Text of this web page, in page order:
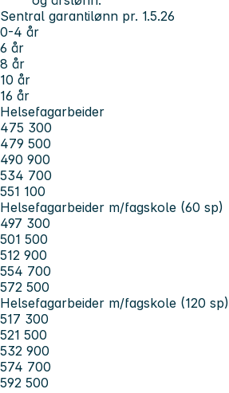
Sentral garantilønn pr. 1.5.26
0-4 år
6 år
8 år
10 år
16 år
Helsefagarbeider
475 300
479 500
490 900
534 700
551 100
Helsefagarbeider m/fagskole (60 sp)
497 300
501 500
512 900
554 700
572 500
Helsefagarbeider m/fagskole (120 sp)
517 300
521 500
532 900
574 700
592 500